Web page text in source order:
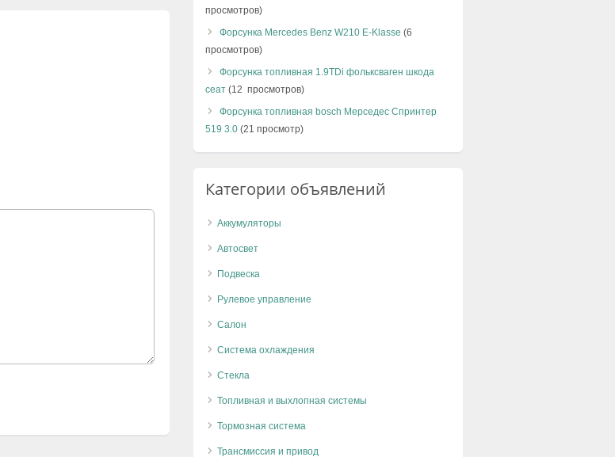
просмотров)
Форсунка Mercedes Benz W210 E-Klasse (6
просмотров)
Форсунка топливная 1.9TDi фольксваген шкода
сеат (12 просмотров)
Форсунка топливная bosch Мерседес Спринтер
519 3.0 (21 просмотр)
Категории объявлений
Аккумуляторы
Автосвет
Подвеска
Рулевое управление
Салон
Система охлаждения
Стекла
Топливная и выхлопная системы
Тормозная система
Трансмиссия и привод